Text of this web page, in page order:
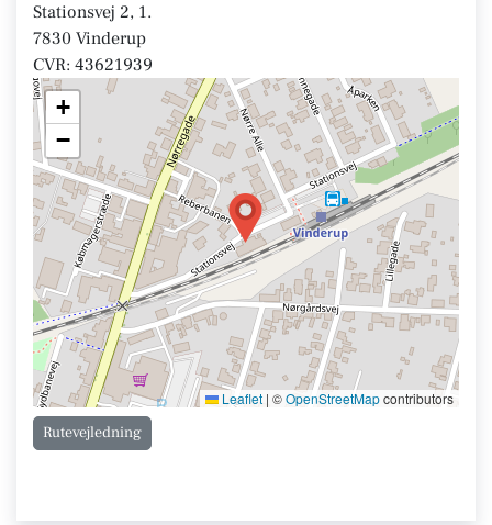
Stationsvej 2, 1.
7830 Vinderup
CVR: 43621939
+
−
Leaflet | ©OpenStreetMapcontributors
Rutevejledning